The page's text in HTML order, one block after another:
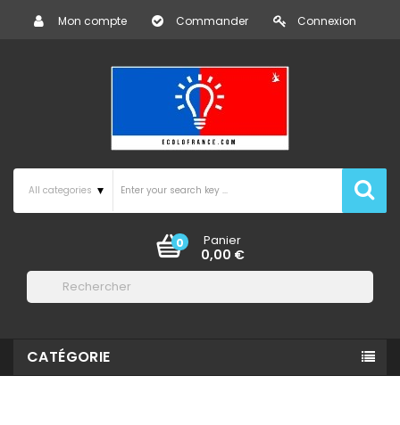
Mon compte Commander Connexion
Panier
0
0,00 €
CATÉGORIE